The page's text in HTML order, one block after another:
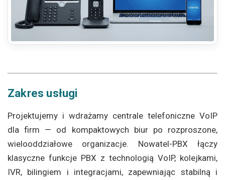
Zakres usługi
Projektujemy i wdrażamy centrale telefoniczne VoIP
dla firm — od kompaktowych biur po rozproszone,
wielooddziałowe organizacje. Nowatel-PBX łączy
klasyczne funkcje PBX z technologią VoIP, kolejkami,
IVR, bilingiem i integracjami, zapewniając stabilną i